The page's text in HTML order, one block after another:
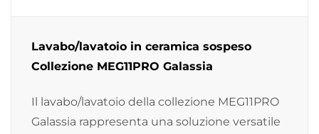
Lavabo/lavatoio in ceramica sospeso
Collezione MEG11PRO Galassia
Il lavabo/lavatoio della collezione MEG11PRO
Galassia rappresenta una soluzione versatile